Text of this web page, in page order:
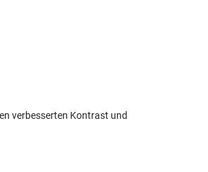
verbesserten Kontrast und